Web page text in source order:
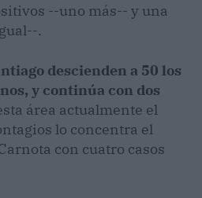
--uno más-- y una
.
descienden a 50 los
y continúa con dos
área actualmente el
lo concentra el
con cuatro casos